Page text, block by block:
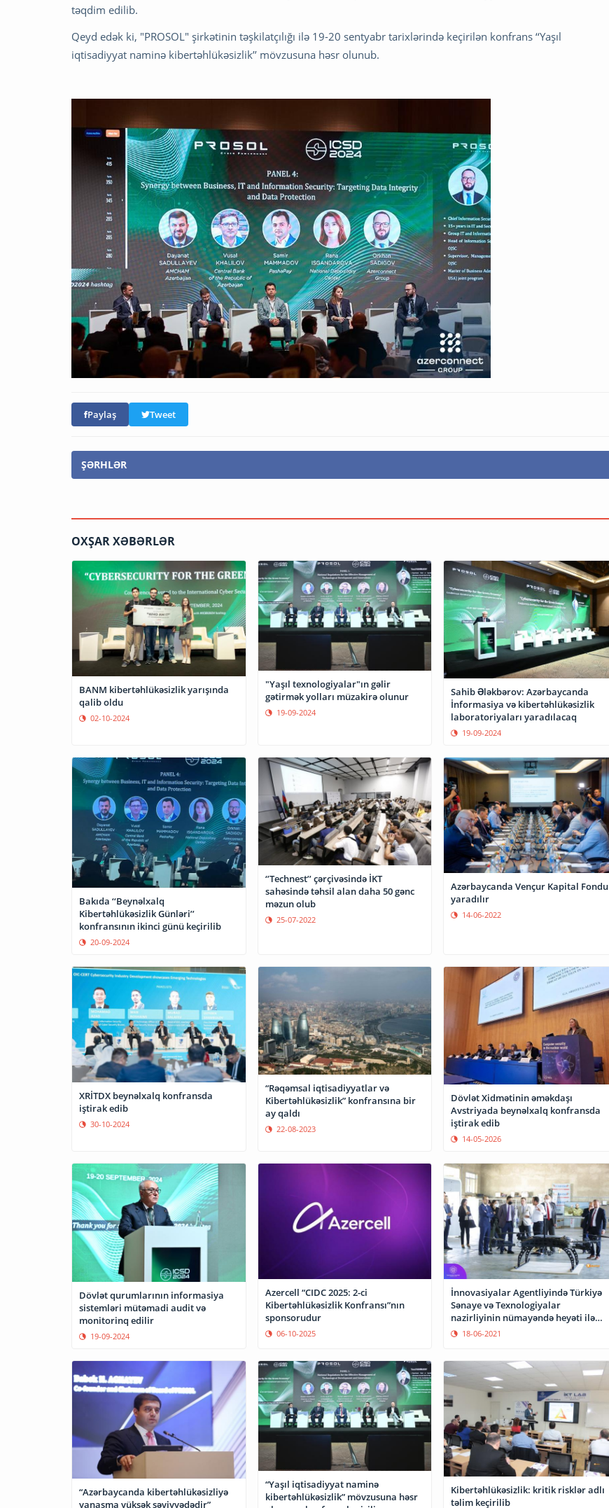
təqdim edilib.
Qeyd edək ki, "PROSOL" şirkətinin təşkilatçılığı ilə 19-20 sentyabr tarixlərində keçirilən konfrans ‘‘Yaşıl
iqtisadiyyat naminə kibertəhlükəsizlik’’ mövzusuna həsr olunub.
Paylaş Tweet
ŞƏRHLƏR
OXŞAR XƏBƏRLƏR
BANM kibertəhlükəsizlik yarışında
qalib oldu
02-10-2024
"Yaşıl texnologiyalar"ın gəlir
gətirmək yolları müzakirə olunur
19-09-2024
Sahib Ələkbərov: Azərbaycanda
İnformasiya və kibertəhlükəsizlik
laboratoriyaları yaradılacaq
19-09-2024
Bakıda ‘‘Beynəlxalq
Kibertəhlükəsizlik Günləri’’
konfransının ikinci günü keçirilib
20-09-2024
‘’Technest’’ çərçivəsində İKT
sahəsində təhsil alan daha 50 gənc
məzun olub
25-07-2022
Azərbaycanda Vençur Kapital Fondu
yaradılır
14-06-2022
XRİTDX beynəlxalq konfransda
iştirak edib
30-10-2024
“Rəqəmsal iqtisadiyyatlar və
Kibertəhlükəsizlik” konfransına bir
ay qaldı
22-08-2023
Dövlət Xidmətinin əməkdaşı
Avstriyada beynəlxalq konfransda
iştirak edib
14-05-2026
Dövlət qurumlarının informasiya
sistemləri mütəmadi audit və
monitorinq edilir
19-09-2024
Azercell “CIDC 2025: 2-ci
Kibertəhlükəsizlik Konfransı”nın
sponsorudur
06-10-2025
İnnovasiyalar Agentliyində Türkiyə
Sənaye və Texnologiyalar
nazirliyinin nümayəndə heyəti ilə
görüş keçirilib
18-06-2021
“Azərbaycanda kibertəhlükəsizliyə
yanaşma yüksək səviyyədədir”
“Yaşıl iqtisadiyyat naminə
kibertəhlükəsizlik” mövzusuna həsr
Kibertəhlükəsizlik: kritik risklər adlı
təlim keçirilib